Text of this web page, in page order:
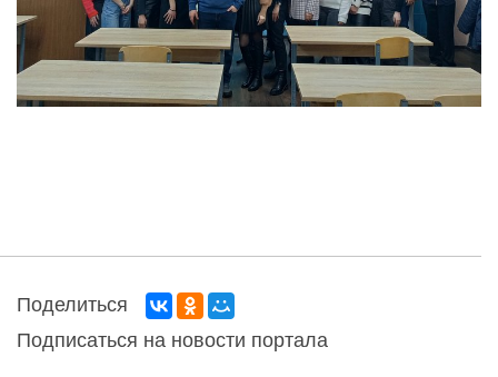
Поделиться
Подписаться на новости портала